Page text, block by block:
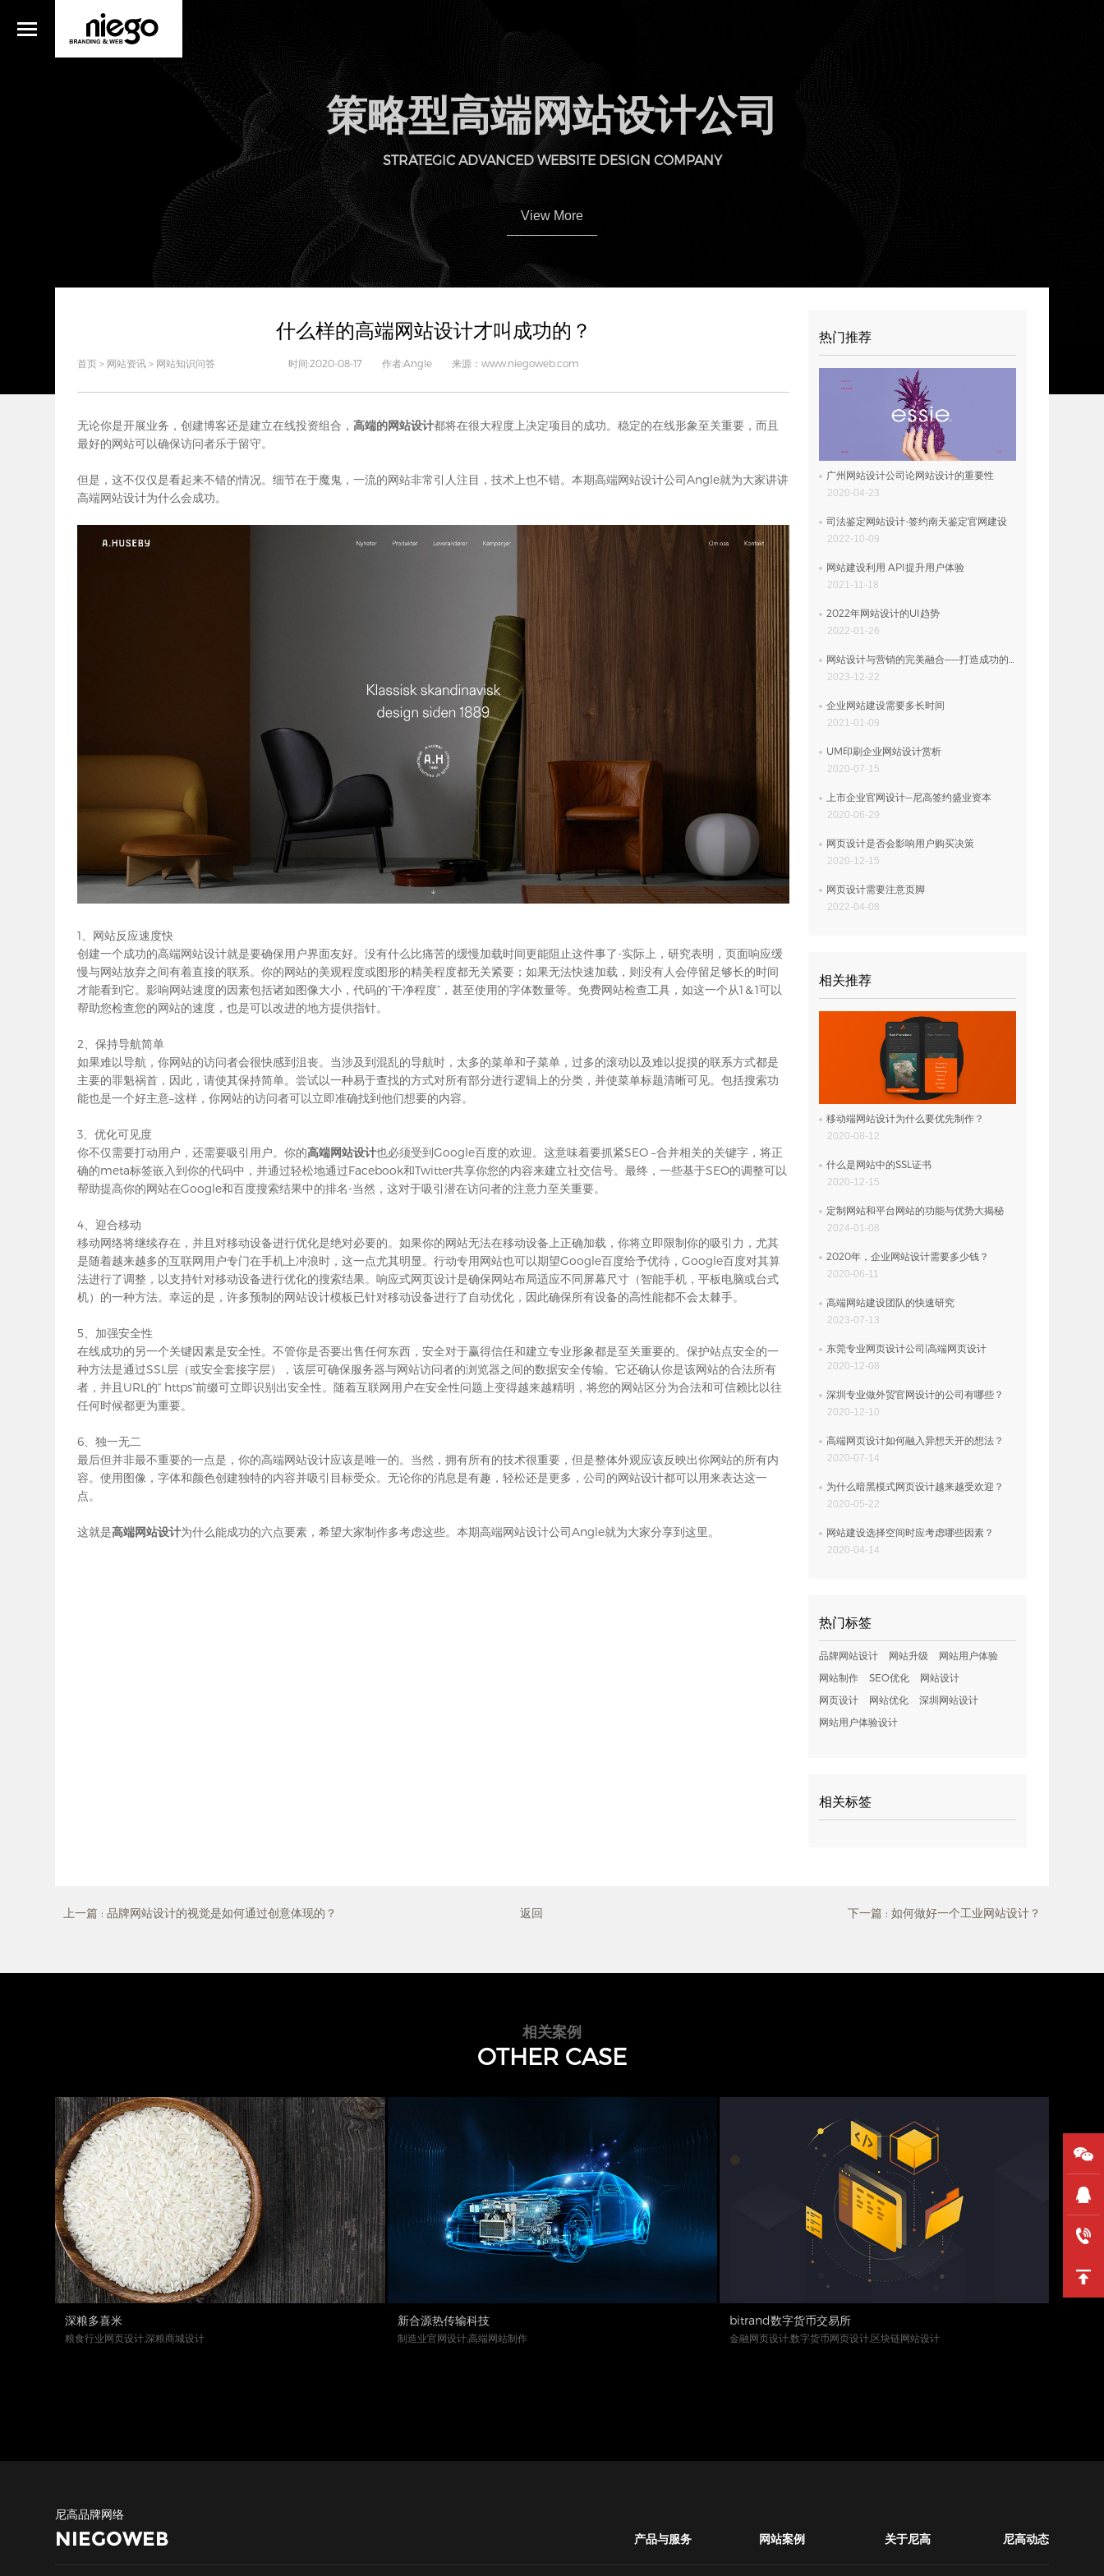
策略型高端网站设计公司
STRATEGIC ADVANCED WEBSITE DESIGN COMPANY
View More
什么样的高端网站设计才叫成功的？
时间:2020-08-17 作者:Angle 来源：www.niegoweb.com
首页 > 网站资讯 > 网站知识问答
无论你是开展业务，创建博客还是建立在线投资组合，高端的网站设计都将在很大程度上决定项目的成功。稳定的在线形象至关重要，而且
最好的网站可以确保访问者乐于留守。
但是，这不仅仅是看起来不错的情况。细节在于魔鬼，一流的网站非常引人注目，技术上也不错。本期高端网站设计公司Angle就为大家讲讲
高端网站设计为什么会成功。
1、网站反应速度快
创建一个成功的高端网站设计就是要确保用户界面友好。没有什么比痛苦的缓慢加载时间更能阻止这件事了-实际上，研究表明，页面响应缓
慢与网站放弃之间有着直接的联系。你的网站的美观程度或图形的精美程度都无关紧要；如果无法快速加载，则没有人会停留足够长的时间
才能看到它。影响网站速度的因素包括诸如图像大小，代码的“干净程度”，甚至使用的字体数量等。免费网站检查工具，如这一个从1＆1可以
帮助您检查您的网站的速度，也是可以改进的地方提供指针。
2、保持导航简单
如果难以导航，你网站的访问者会很快感到沮丧。当涉及到混乱的导航时，太多的菜单和子菜单，过多的滚动以及难以捉摸的联系方式都是
主要的罪魁祸首，因此，请使其保持简单。尝试以一种易于查找的方式对所有部分进行逻辑上的分类，并使菜单标题清晰可见。包括搜索功
能也是一个好主意–这样，你网站的访问者可以立即准确找到他们想要的内容。
3、优化可见度
你不仅需要打动用户，还需要吸引用户。你的高端网站设计也必须受到Google百度的欢迎。这意味着要抓紧SEO –合并相关的关键字，将正
确的meta标签嵌入到你的代码中，并通过轻松地通过Facebook和Twitter共享你您的内容来建立社交信号。最终，一些基于SEO的调整可以
帮助提高你的网站在Google和百度搜索结果中的排名-当然，这对于吸引潜在访问者的注意力至关重要。
4、迎合移动
移动网络将继续存在，并且对移动设备进行优化是绝对必要的。如果你的网站无法在移动设备上正确加载，你将立即限制你的吸引力，尤其
是随着越来越多的互联网用户专门在手机上冲浪时，这一点尤其明显。行动专用网站也可以期望Google百度给予优待，Google百度对其算
法进行了调整，以支持针对移动设备进行优化的搜索结果。响应式网页设计是确保网站布局适应不同屏幕尺寸（智能手机，平板电脑或台式
机）的一种方法。幸运的是，许多预制的网站设计模板已针对移动设备进行了自动优化，因此确保所有设备的高性能都不会太棘手。
5、加强安全性
在线成功的另一个关键因素是安全性。不管你是否要出售任何东西，安全对于赢得信任和建立专业形象都是至关重要的。保护站点安全的一
种方法是通过SSL层（或安全套接字层），该层可确保服务器与网站访问者的浏览器之间的数据安全传输。它还确认你是该网站的合法所有
者，并且URL的“ https”前缀可立即识别出安全性。随着互联网用户在安全性问题上变得越来越精明，将您的网站区分为合法和可信赖比以往
任何时候都更为重要。
6、独一无二
最后但并非最不重要的一点是，你的高端网站设计应该是唯一的。当然，拥有所有的技术很重要，但是整体外观应该反映出你网站的所有内
容。使用图像，字体和颜色创建独特的内容并吸引目标受众。无论你的消息是有趣，轻松还是更多，公司的网站设计都可以用来表达这一
点。
这就是高端网站设计为什么能成功的六点要素，希望大家制作多考虑这些。本期高端网站设计公司Angle就为大家分享到这里。
热门推荐
广州网站设计公司论网站设计的重要性
2020-04-23
司法鉴定网站设计-签约南天鉴定官网建设
2022-10-09
网站建设利用 API提升用户体验
2021-11-18
2022年网站设计的UI趋势
2022-01-26
网站设计与营销的完美融合——打造成功的在线业务平台
2023-12-22
企业网站建设需要多长时间
2021-01-09
UM印刷企业网站设计赏析
2020-07-15
上市企业官网设计—尼高签约盛业资本
2020-06-29
网页设计是否会影响用户购买决策
2020-12-15
网页设计需要注意页脚
2022-04-08
相关推荐
移动端网站设计为什么要优先制作？
2020-08-12
什么是网站中的SSL证书
2020-12-15
定制网站和平台网站的功能与优势大揭秘
2024-01-08
2020年，企业网站设计需要多少钱？
2020-06-11
高端网站建设团队的快速研究
2023-07-13
东莞专业网页设计公司|高端网页设计
2020-12-08
深圳专业做外贸官网设计的公司有哪些？
2020-12-10
高端网页设计如何融入异想天开的想法？
2020-07-14
为什么暗黑模式网页设计越来越受欢迎？
2020-05-22
网站建设选择空间时应考虑哪些因素？
2020-04-14
热门标签
品牌网站设计 网站升级
网站用户体验
网站制作
SEO优化
网站设计
网页设计
网站优化
深圳网站设计
网站用户体验设计
相关标签
上一篇: 品牌网站设计的视觉是如何通过创意体现的？ 下一篇 : 如何做好一个工业网站设计？
返回
相关案例
OTHER CASE
深粮多喜米
粮食行业网页设计,深粮商城设计
新合源热传输科技
制造业官网设计,高端网站制作
bitrand数字货币交易所
金融网页设计,数字货币网页设计,区块链网站设计
尼高品牌网络
NIEGOWEB 产品与服务 网站案例 关于尼高 尼高动态